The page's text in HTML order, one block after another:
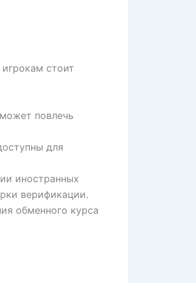
стоит
повлечь
для
иностранных
верификации.
обменного курса